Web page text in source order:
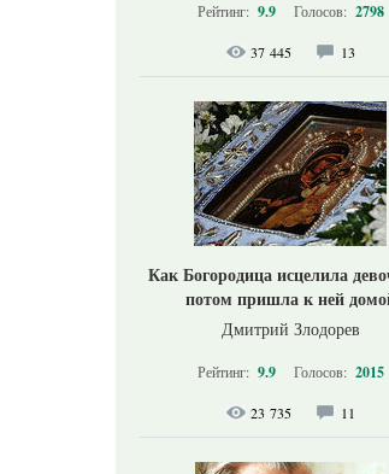
Рейтинг: 9.9 Голосов: 2798
37 445 13
Как Богородица исцелила
потом пришла к ней
Дмитрий Злодорев
Рейтинг: 9.9 Голосов: 2015
23 735 11